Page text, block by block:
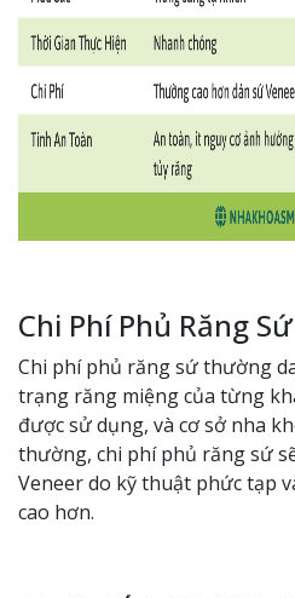
Chi Phí Phủ Răng
Chi phí phủ răng sứ thường
trạng răng miệng của từng
được sử dụng, và cơ sở nha
thường, chi phí phủ răng sứ
Veneer do kỹ thuật phức tạp
cao hơn.